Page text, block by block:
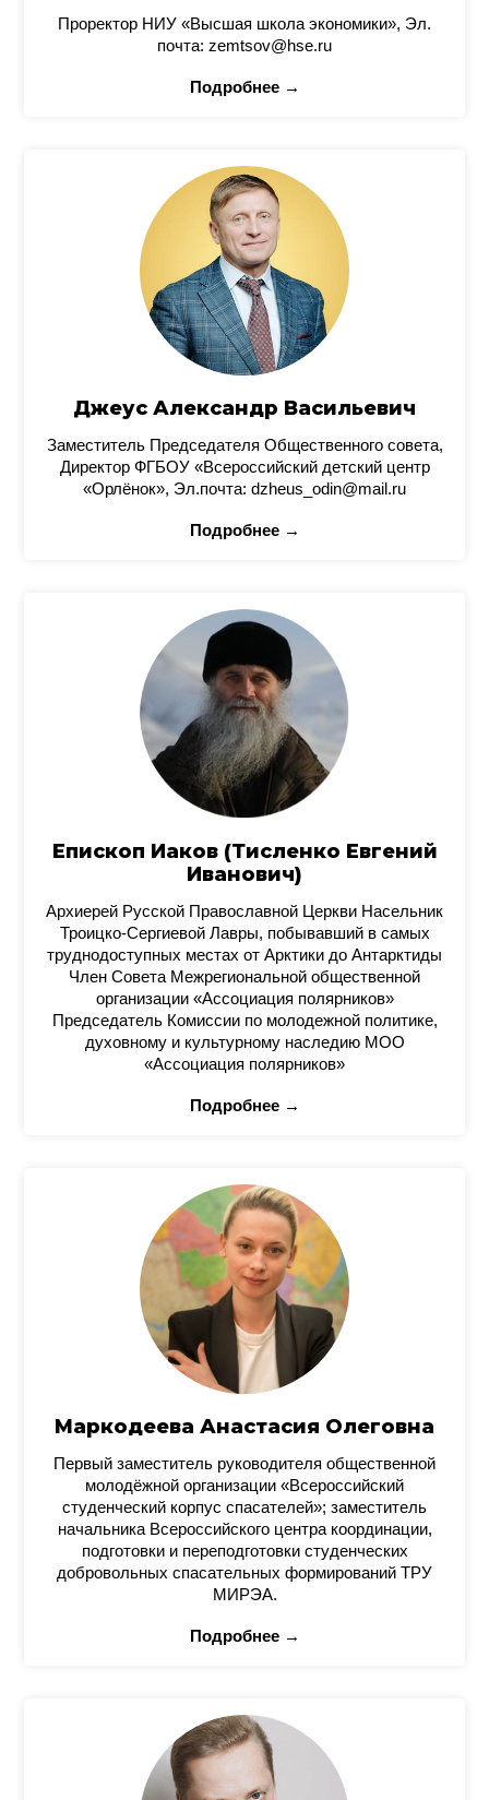
Проректор НИУ «Высшая школа экономики», Эл.
почта: zemtsov@hse.ru
Подробнее →
Джеус Александр Васильевич
Заместитель Председателя Общественного совета,
Директор ФГБОУ «Всероссийский детский центр
«Орлёнок», Эл.почта: dzheus_odin@mail.ru
Подробнее →
Епископ Иаков (Тисленко Евгений
Иванович)
Архиерей Русской Православной Церкви Насельник
Троицко-Сергиевой Лавры, побывавший в самых
труднодоступных местах от Арктики до Антарктиды
Член Совета Межрегиональной общественной
организации «Ассоциация полярников»
Председатель Комиссии по молодежной политике,
духовному и культурному наследию МОО
«Ассоциация полярников»
Подробнее →
Маркодеева Анастасия Олеговна
Первый заместитель руководителя общественной
молодёжной организации «Всероссийский
студенческий корпус спасателей»; заместитель
начальника Всероссийского центра координации,
подготовки и переподготовки студенческих
добровольных спасательных формирований ТРУ
МИРЭА.
Подробнее →